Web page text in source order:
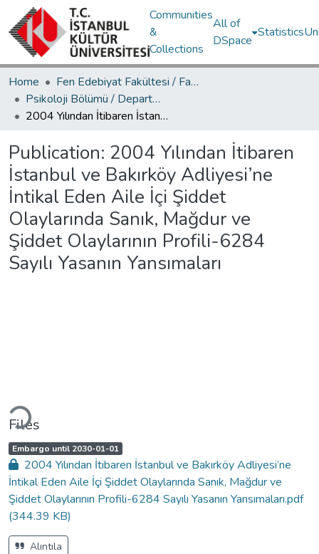
Communities
&
Collections
All of
DSpace
Statistics
Home
Fen Edebiyat Fakültesi / Faculty of Letters and Sciences
Psikoloji Bölümü / Department of Psychology
2004 Yılından İtibaren İstanbul ve Bakırköy Adliyesi’ne İntikal Eden Aile İçi Şiddet Olaylarında Sanık, Mağdur ve Şiddet Olaylarının Profili-6284 Sayılı Yasanın Yansımaları
Publication: 2004 Yılından İtibaren
İstanbul ve Bakırköy Adliyesi’ne
İntikal Eden Aile İçi Şiddet
Olaylarında Sanık, Mağdur ve
Şiddet Olaylarının Profili-6284
Sayılı Yasanın Yansımaları
Files
A
c
c
e
s
s
t
a
t
u
s
Embargo until 2030-01-01,
2004 Yılından İtibaren İstanbul ve Bakırköy Adliyesi’ne
İntikal Eden Aile İçi Şiddet Olaylarında Sanık, Mağdur ve
Şiddet Olaylarının Profili-6284 Sayılı Yasanın Yansımaları.pdf
(344.39 KB)
Alıntıla